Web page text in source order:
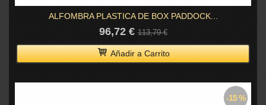
ALFOMBRA PLASTICA DE BOX PADDOCK...
96,72 €113,79 €
Añadir a Carrito
-15 %